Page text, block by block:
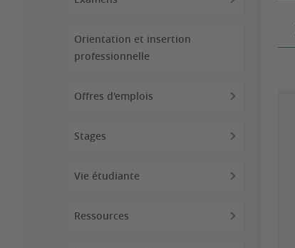
Orientation et insertion
professionnelle
Offres d'emplois
Stages
Vie étudiante
Ressources